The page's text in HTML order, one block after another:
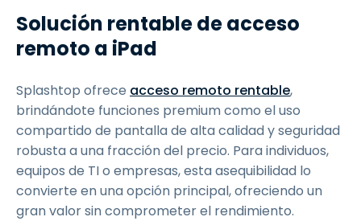
Solución rentable de acceso
remoto a iPad
Splashtop ofrece acceso remoto rentable,
brindándote funciones premium como el uso
compartido de pantalla de alta calidad y seguridad
robusta a una fracción del precio. Para individuos,
equipos de TI o empresas, esta asequibilidad lo
convierte en una opción principal, ofreciendo un
gran valor sin comprometer el rendimiento.